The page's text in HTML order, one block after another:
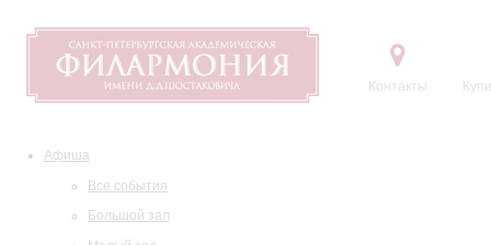
Контакты
Афиша
Все события
Большой зал